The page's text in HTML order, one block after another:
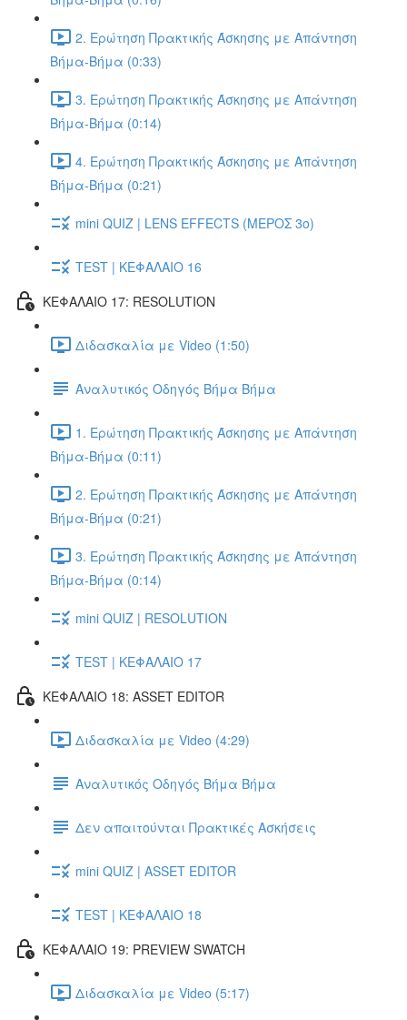
2. Ερώτηση Πρακτικής Άσκησης με Απάντηση
Βήμα-Βήμα (0:33)
3. Ερώτηση Πρακτικής Άσκησης με Απάντηση
Βήμα-Βήμα (0:14)
4. Ερώτηση Πρακτικής Άσκησης με Απάντηση
Βήμα-Βήμα (0:21)
mini QUIZ | LENS EFFECTS (ΜΕΡΟΣ 3o)
TEST | ΚΕΦΑΛΑΙΟ 16
ΚΕΦΑΛΑΙΟ 17: RESOLUTION
Διδασκαλία με Video (1:50)
Αναλυτικός Οδηγός Βήμα Βήμα
1. Ερώτηση Πρακτικής Άσκησης με Απάντηση
Βήμα-Βήμα (0:11)
2. Ερώτηση Πρακτικής Άσκησης με Απάντηση
Βήμα-Βήμα (0:21)
3. Ερώτηση Πρακτικής Άσκησης με Απάντηση
Βήμα-Βήμα (0:14)
mini QUIZ | RESOLUTION
TEST | ΚΕΦΑΛΑΙΟ 17
ΚΕΦΑΛΑΙΟ 18: ASSET EDITOR
Διδασκαλία με Video (4:29)
Αναλυτικός Οδηγός Βήμα Βήμα
Δεν απαιτούνται Πρακτικές Ασκήσεις
mini QUIZ | ASSET EDITOR
TEST | ΚΕΦΑΛΑΙΟ 18
ΚΕΦΑΛΑΙΟ 19: PREVIEW SWATCH
Διδασκαλία με Video (5:17)